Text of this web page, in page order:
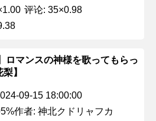
评论: 35×0.98
マンスの神様を歌ってもらっ
】
09-15 18:00:00
作者: 神北クドリャフカ